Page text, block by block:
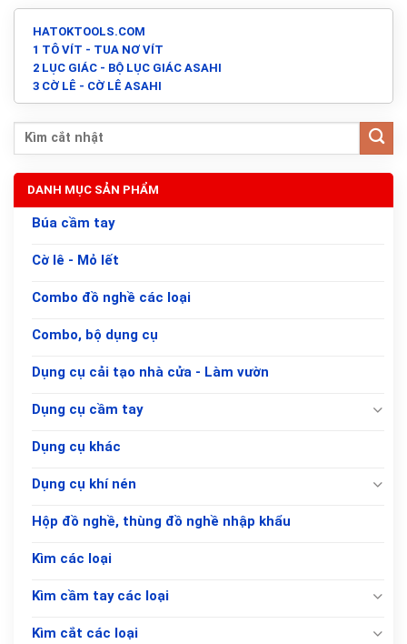
HATOKTOOLS.COM
1 TÔ VÍT - TUA NƠ VÍT
2 LỤC GIÁC - BỘ LỤC GIÁC ASAHI
3 CỜ LÊ - CỜ LÊ ASAHI
DANH MỤC SẢN PHẨM
Búa cầm tay
Cờ lê - Mỏ lết
Combo đồ nghề các loại
Combo, bộ dụng cụ
Dụng cụ cải tạo nhà cửa - Làm vườn
Dụng cụ cầm tay
Dụng cụ khác
Dụng cụ khí nén
Hộp đồ nghề, thùng đồ nghề nhập khẩu
Kìm các loại
Kìm cầm tay các loại
Kìm cắt các loại